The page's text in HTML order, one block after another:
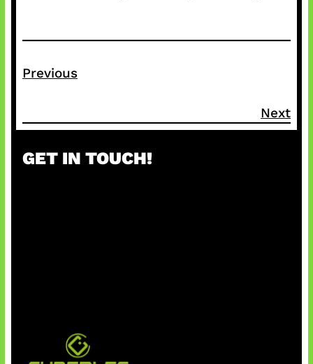
Previous
Next
GET IN TOUCH!